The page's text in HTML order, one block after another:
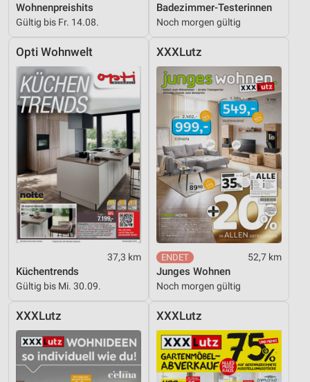
Wohnenpreishits
Gültig bis Fr. 14.08.
Badezimmer-Testerinnen
Noch morgen gültig
Opti Wohnwelt
37,3 km
Küchentrends
Gültig bis Mi. 30.09.
XXXLutz
52,7 km
Junges Wohnen
Noch morgen gültig
XXXLutz XXXLutz